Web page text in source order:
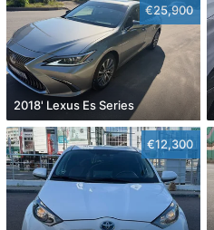
€25,900
2018' Lexus Es Series
€12,300